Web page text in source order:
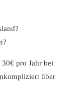
pro Jahr bei
über